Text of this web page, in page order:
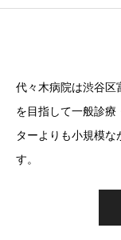
代々木病院は渋谷区
を目指して一般診療
ターよりも小規模
す。